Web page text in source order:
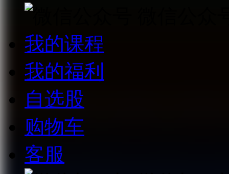
我的课程
我的福利
自选股
购物车
客服